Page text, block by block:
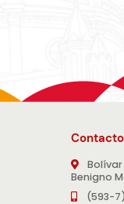
Contacto
Bolívar
Benigno
(593-